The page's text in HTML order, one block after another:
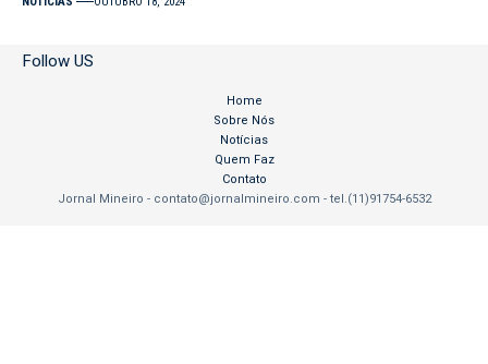
Follow US
Jornal Mineiro - contato@jornalmineiro.com - tel.(11)91754-6532
Home
Sobre Nós
Notícias
Quem Faz
Contato